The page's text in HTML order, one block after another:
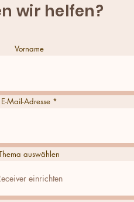
wir helfen?
Vorname
E-Mail-Adresse
auswählen